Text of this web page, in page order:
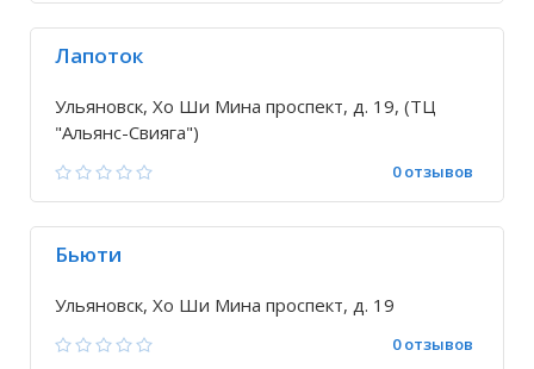
Лапоток
Ульяновск, Хо Ши Мина проспект, д. 19, (ТЦ
"Альянс-Свияга")
0 отзывов
Бьюти
Ульяновск, Хо Ши Мина проспект, д. 19
0 отзывов